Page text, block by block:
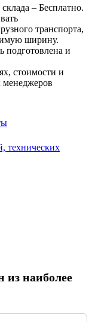
– Бесплатно.
транспорта,
ширину.
подготовлена и
стоимости и
менеджеров
технических
из наиболее